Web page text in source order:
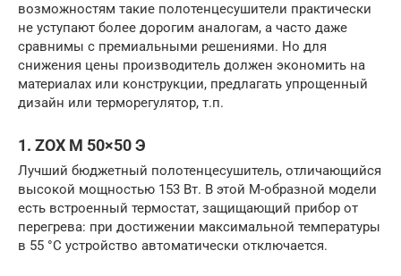
возможностям такие полотенцесушители практически
не уступают более дорогим аналогам, а часто даже
сравнимы с премиальными решениями. Но для
снижения цены производитель должен экономить на
материалах или конструкции, предлагать упрощенный
дизайн или терморегулятор, т.п.
1. ZOX М 50×50 Э
Лучший бюджетный полотенцесушитель, отличающийся
высокой мощностью 153 Вт. В этой М-образной модели
есть встроенный термостат, защищающий прибор от
перегрева: при достижении максимальной температуры
в 55 °C устройство автоматически отключается.